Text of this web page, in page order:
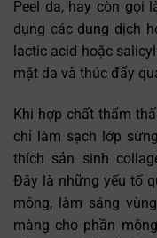
Peel da, hay còn gọi
dụng các dung dịch
lactic acid hoặc
mặt da và thúc đẩy
Khi hợp chất thẩm
chỉ làm sạch lớp
thích sản sinh
Đây là những yếu tố
mông, làm sáng
màng cho phần